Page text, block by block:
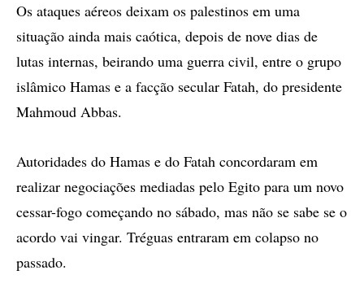
Os ataques aéreos deixam os palestinos em uma
situação ainda mais caótica, depois de nove dias de
lutas internas, beirando uma guerra civil, entre o grupo
islâmico Hamas e a facção secular Fatah, do presidente
Mahmoud Abbas.
Autoridades do Hamas e do Fatah concordaram em
realizar negociações mediadas pelo Egito para um novo
cessar-fogo começando no sábado, mas não se sabe se o
acordo vai vingar. Tréguas entraram em colapso no
passado.